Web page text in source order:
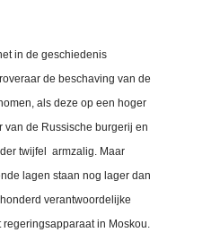
in de geschiedenis
de beschaving van de
als deze op een hoger
van de Russische burgerij en
twijfel armzalig. Maar
lagen staan nog lager dan
verantwoordelijke
in Moskou.